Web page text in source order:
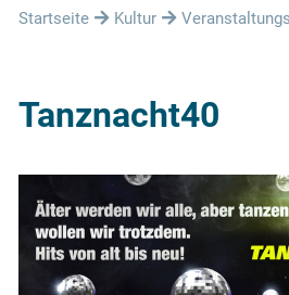
Startseite Kultur
Tanznacht40